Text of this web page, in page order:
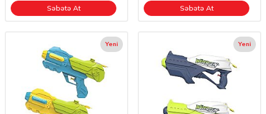
Səbətə At Səbətə At
Yeni Yeni